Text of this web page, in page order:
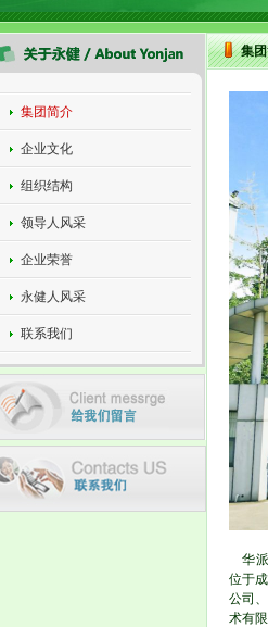
集团简介
企业文化
组织结构
领导人风采
企业荣誉
永健人风采
联系我们
集
华派
位于
公司
术有